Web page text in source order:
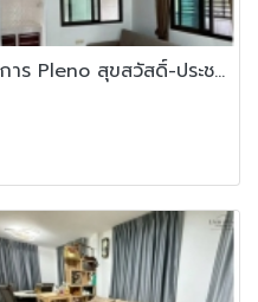
บ้านหัวมุม วิวสวน ให้เช่า โครงการ Pleno สุขสวัสดิ์-ประชาอุทิศ 60